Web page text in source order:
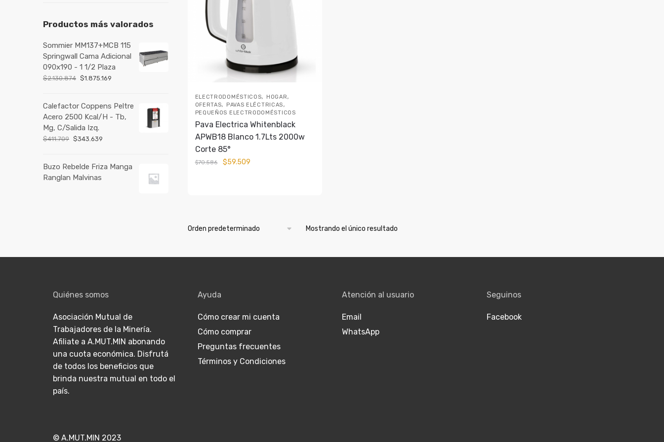
ELECTRODOMÉSTICOS, HOGAR,
OFERTAS, PAVAS ELÉCTRICAS,
PEQUEÑOS ELECTRODOMÉSTICOS
Pava Electrica Whitenblack
APWB18 Blanco 1.7Lts 2000w
Corte 85°
$70.586 $59.509
Mostrando el único resultado
Productos más valorados
Sommier MM137+MCB 115
Springwall Cama Adicional
090x190 - 1 1/2 Plaza
$2.130.874 $1.875.169
Calefactor Coppens Peltre
Acero 2500 Kcal/H - Tb,
Mg, C/Salida Izq.
$411.709 $343.639
Buzo Rebelde Friza Manga
Ranglan Malvinas
Quiénes somos
Asociación Mutual de
Trabajadores de la Minería.
Afiliate a A.MUT.MIN abonando
una cuota económica. Disfrutá
de todos los beneficios que
brinda nuestra mutual en todo el
país.
Ayuda
Cómo crear mi cuenta
Cómo comprar
Preguntas frecuentes
Términos y Condiciones
Atención al usuario
Email
WhatsApp
Seguinos
Facebook
© A.MUT.MIN 2023